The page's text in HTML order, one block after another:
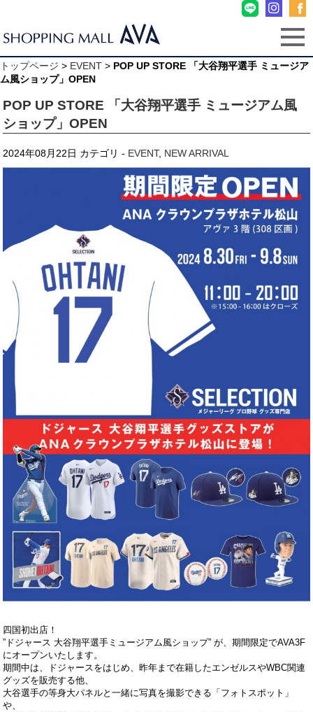
トップページ > EVENT > POP UP STORE 「大谷翔平選手 ミュージア
ム風ショップ」OPEN
POP UP STORE 「大谷翔平選手 ミュージアム風
ショップ」OPEN
2024年08月22日 カテゴリ - EVENT, NEW ARRIVAL
四国初出店！
”ドジャース 大谷翔平選手ミュージアム風ショップ” が、期間限定でAVA3F
にオープンいたします。
期間中は、ドジャースをはじめ、昨年まで在籍したエンゼルスやWBC関連
グッズを販売する他、
大谷選手の等身大パネルと一緒に写真を撮影できる「フォトスポット」
や、